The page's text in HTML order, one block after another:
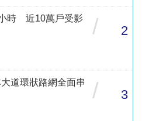
時 近10萬戶受影
/ 2
道環狀路網全面串
/ 3